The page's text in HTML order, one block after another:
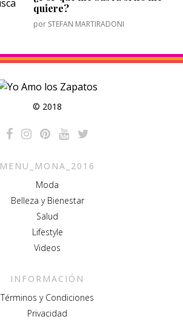
quiere?
por STEFAN MARTIRADONI
© 2018
MENU_MONA_2016
Moda
Belleza y Bienestar
Salud
Lifestyle
Videos
INFORMACIÓN
Términos y Condiciones
Privacidad